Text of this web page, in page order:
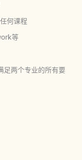
何课程
等
足两个专业的所有要